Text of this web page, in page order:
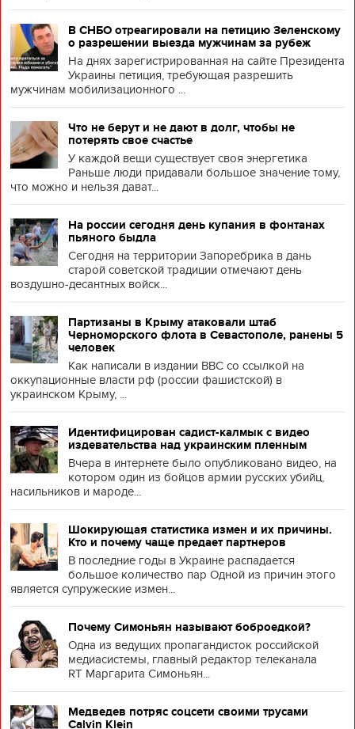
В СНБО отреагировали на петицию Зеленскому
о разрешении выезда мужчинам за рубеж
На днях зарегистрированная на сайте Президента
Украины петиция, требующая разрешить
мужчинам мобилизационного ...
Что не берут и не дают в долг, чтобы не
потерять свое счастье
У каждой вещи существует своя энергетика
Раньше люди придавали большое значение тому,
что можно и нельзя дават...
На россии сегодня день купания в фонтанах
пьяного быдла
Сегодня на территории Запоребрика в дань
старой советской традиции отмечают день
воздушно-десантных войск...
Партизаны в Крыму атаковали штаб
Черноморского флота в Севастополе, ранены 5
человек
Как написали в издании BBC со ссылкой на
оккупационные власти рф (россии фашистской) в
украинском Крыму, ...
Идентифицирован садист-калмык с видео
издевательства над украинским пленным
Вчера в интернете было опубликовано видео, на
котором один из бойцов армии русских убийц,
насильников и мароде...
Шокирующая статистика измен и их причины.
Кто и почему чаще предает партнеров
В последние годы в Украине распадается
большое количество пар Одной из причин этого
является супружеские измен...
Почему Симоньян называют боброедкой?
Одна из ведущих пропагандисток российской
медиасистемы, главный редактор телеканала
RT Маргарита Симоньян...
Медведев потряс соцсети своими трусами
Calvin Klein